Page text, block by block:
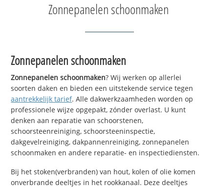
Zonnepanelen schoonmaken
Zonnepanelen schoonmaken
Zonnepanelen schoonmaken? Wij werken op allerlei
soorten daken en bieden een uitstekende service tegen
aantrekkelijk tarief. Alle dakwerkzaamheden worden op
professionele wijze opgepakt, zónder overlast. U kunt
denken aan reparatie van schoorstenen,
schoorsteenreiniging, schoorsteeninspectie,
dakgevelreiniging, dakpannenreiniging, zonnepanelen
schoonmaken en andere reparatie- en inspectiediensten.
Bij het stoken(verbranden) van hout, kolen of olie komen
onverbrande deeltjes in het rookkanaal. Deze deeltjes